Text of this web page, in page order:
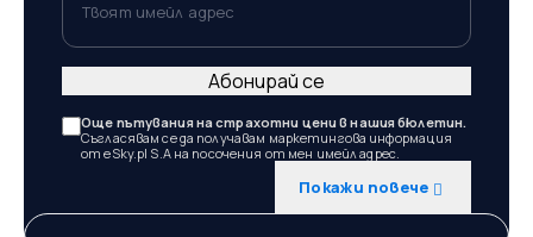
Още пътувания на страхотни цени в нашия бюлетин.
Съгласявам се да получавам маркетингова информация
от eSky.pl S.A на посочения от мен имейл адрес.
Покажи повече
Абонирай се